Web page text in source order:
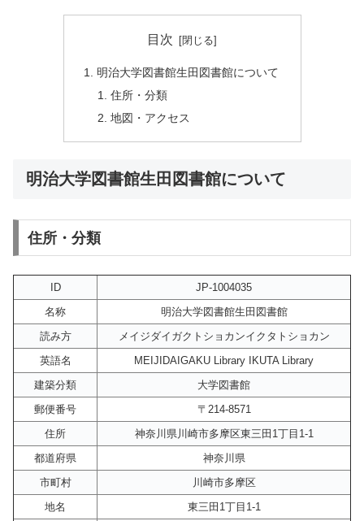
目次
明治大学図書館生田図書館について
住所・分類
地図・アクセス
明治大学図書館生田図書館について
住所・分類
ID
JP-1004035
名称
明治大学図書館生田図書館
読み方
メイジダイガクトショカンイクタトショカン
英語名
MEIJIDAIGAKU Library IKUTA Library
建築分類
大学図書館
郵便番号
〒214-8571
住所
神奈川県川崎市多摩区東三田1丁目1-1
都道府県
神奈川県
市町村
川崎市多摩区
地名
東三田1丁目1-1